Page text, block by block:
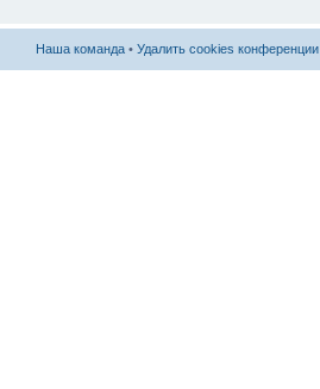
Наша команда • Удалить cookies конференции